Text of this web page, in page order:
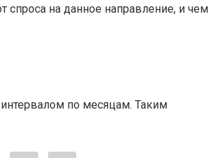
спроса на данное направление, и чем
по месяцам. Таким